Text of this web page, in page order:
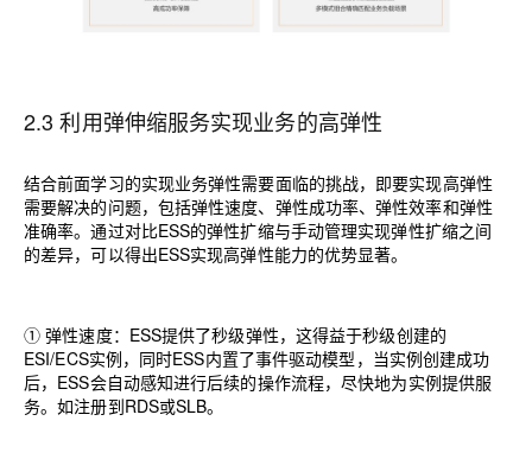
2.3 利用弹伸缩服务实现业务的高弹性
结合前面学习的实现业务弹性需要面临的挑战，即要实现高弹性
需要解决的问题，包括弹性速度、弹性成功率、弹性效率和弹性
准确率。通过对比ESS的弹性扩缩与手动管理实现弹性扩缩之间
的差异，可以得出ESS实现高弹性能力的优势显著。
① 弹性速度： ESS提供了秒级弹性，这得益于秒级创建的
ESI/ECS实例，同时ESS内置了事件驱动模型，当实例创建成功
后， ESS会自动感知进行后续的操作流程，尽快地为实例提供服
务。如注册到RDS或SLB。